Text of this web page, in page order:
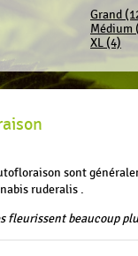
Grand
Médium
XL (4)
sont
ruderalis .
beaucoup